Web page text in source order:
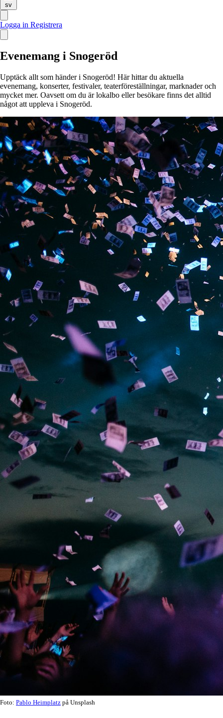
sv
Logga in Registrera
Evenemang i Snogeröd
Upptäck allt som händer i Snogeröd! Här hittar du aktuella
evenemang, konserter, festivaler, teaterföreställningar, marknader och
mycket mer. Oavsett om du är lokalbo eller besökare finns det alltid
något att uppleva i Snogeröd.
Foto: Pablo Heimplatz på Unsplash